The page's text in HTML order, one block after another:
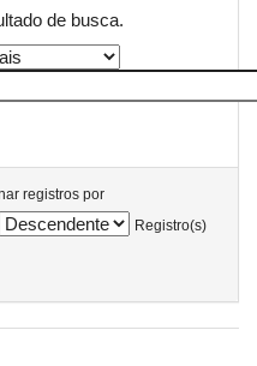
de busca.
registros por
Registro(s)